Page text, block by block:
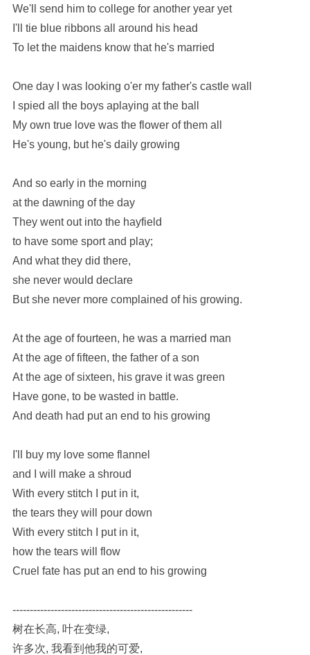
We'll send him to college for another year yet
I'll tie blue ribbons all around his head
To let the maidens know that he's married
One day I was looking o'er my father's castle wall
I spied all the boys aplaying at the ball
My own true love was the flower of them all
He's young, but he's daily growing
And so early in the morning
at the dawning of the day
They went out into the hayfield
to have some sport and play;
And what they did there,
she never would declare
But she never more complained of his growing.
At the age of fourteen, he was a married man
At the age of fifteen, the father of a son
At the age of sixteen, his grave it was green
Have gone, to be wasted in battle.
And death had put an end to his growing
I'll buy my love some flannel
and I will make a shroud
With every stitch I put in it,
the tears they will pour down
With every stitch I put in it,
how the tears will flow
Cruel fate has put an end to his growing
----------------------------------------------------
树在长高, 叶在变绿,
许多次, 我看到他我的可爱,